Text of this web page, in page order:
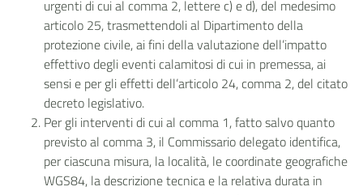
urgenti di cui al comma 2, lettere c) e d), del medesimo
articolo 25, trasmettendoli al Dipartimento della
protezione civile, ai fini della valutazione dell’impatto
effettivo degli eventi calamitosi di cui in premessa, ai
sensi e per gli effetti dell’articolo 24, comma 2, del citato
decreto legislativo.
Per gli interventi di cui al comma 1, fatto salvo quanto
previsto al comma 3, il Commissario delegato identifica,
per ciascuna misura, la località, le coordinate geografiche
WGS84, la descrizione tecnica e la relativa durata in